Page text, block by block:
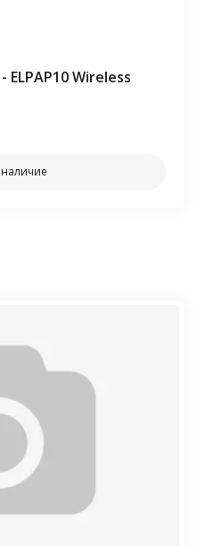
ELPAP10 Wireless